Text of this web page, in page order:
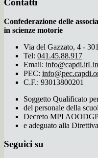
Contatti
Confederazione delle
in scienze motorie
Via del Gazzato, 4 -
Tel: 041.45.88.917
Email: info@capdi.it
PEC:
C.F.: 93013800201
Soggetto Qualificato
del personale della
Decreto MPI
e adeguato alla
Seguici su